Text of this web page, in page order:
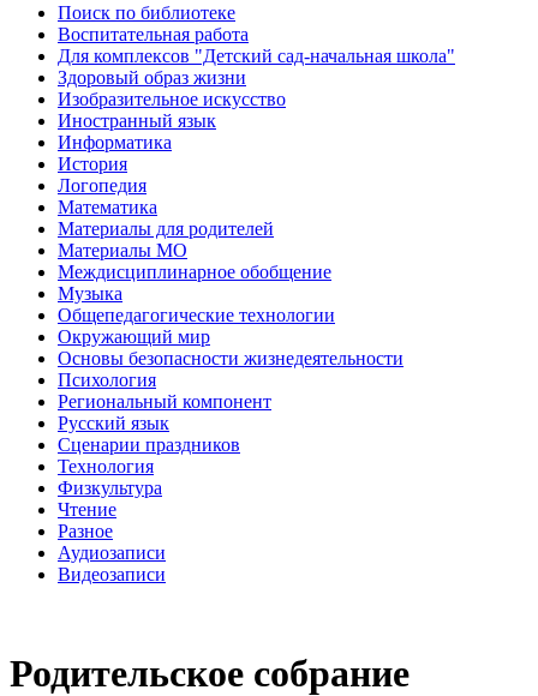
Поиск по библиотеке
Воспитательная работа
Для комплексов "Детский сад-начальная школа"
Здоровый образ жизни
Изобразительное искусство
Иностранный язык
Информатика
История
Логопедия
Математика
Материалы для родителей
Материалы МО
Междисциплинарное обобщение
Музыка
Общепедагогические технологии
Окружающий мир
Основы безопасности жизнедеятельности
Психология
Региональный компонент
Русский язык
Сценарии праздников
Технология
Физкультура
Чтение
Разное
Аудиозаписи
Видеозаписи
Родительское собрание